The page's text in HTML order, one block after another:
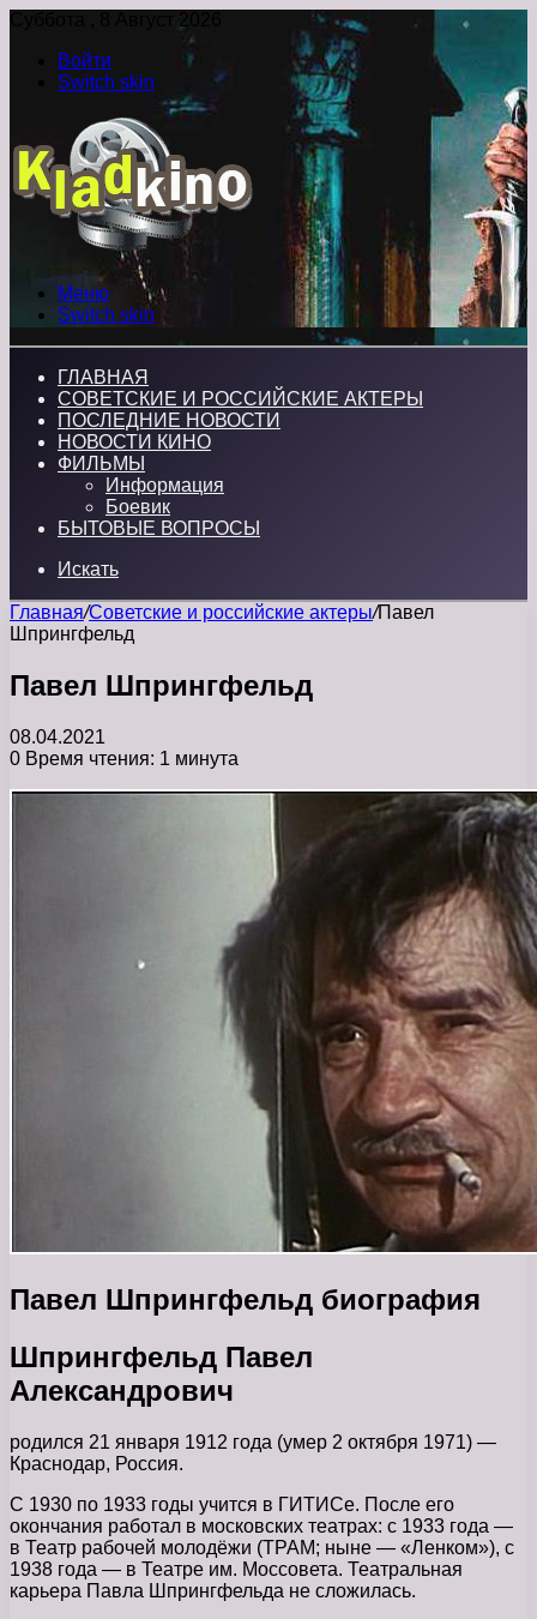
Суббота , 8 Август 2026
Войти
Switch skin
Меню
Switch skin
ГЛАВНАЯ
СОВЕТСКИЕ И РОССИЙСКИЕ АКТЕРЫ
ПОСЛЕДНИЕ НОВОСТИ
НОВОСТИ КИНО
ФИЛЬМЫ
Информация
Боевик
БЫТОВЫЕ ВОПРОСЫ
Искать
Главная/Советские и российские актеры/Павел
Шпрингфельд
Павел Шпрингфельд
08.04.2021
0 Время чтения: 1 минута
Павел Шпрингфельд биография
Шпрингфельд Павел
Александрович
родился 21 января 1912 года (умер 2 октября 1971) —
Краснодар, Россия.
С 1930 по 1933 годы учится в ГИТИСе. После его
окончания работал в московских театрах: с 1933 года —
в Театр рабочей молодёжи (ТРАМ; ныне — «Ленком»), с
1938 года — в Театре им. Моссовета. Театральная
карьера Павла Шпрингфельда не сложилась.